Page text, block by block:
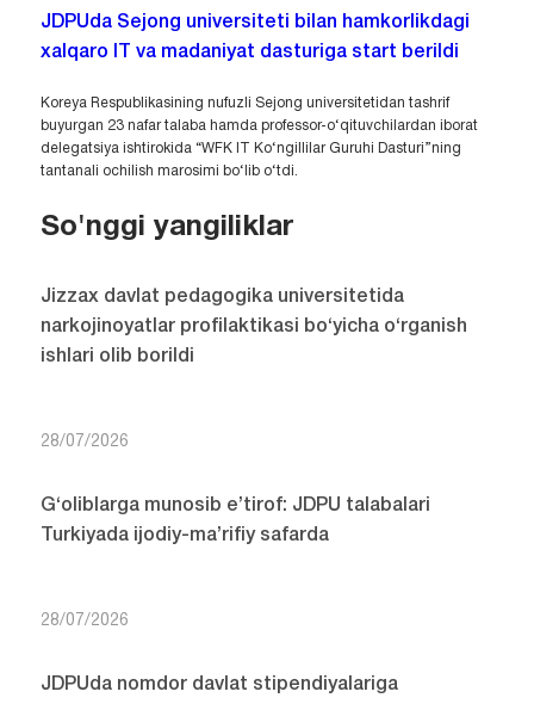
JDPUda Sejong universiteti bilan hamkorlikdagi
xalqaro IT va madaniyat dasturiga start berildi
Koreya Respublikasining nufuzli Sejong universitetidan tashrif
buyurgan 23 nafar talaba hamda professor-o‘qituvchilardan iborat
delegatsiya ishtirokida “WFK IT Ko‘ngillilar Guruhi Dasturi”ning
tantanali ochilish marosimi bo‘lib o‘tdi.
So'nggi yangiliklar
Jizzax davlat pedagogika universitetida
narkojinoyatlar profilaktikasi bo‘yicha o‘rganish
ishlari olib borildi
28/07/2026
G‘oliblarga munosib e’tirof: JDPU talabalari
Turkiyada ijodiy-ma’rifiy safarda
28/07/2026
JDPUda nomdor davlat stipendiyalariga